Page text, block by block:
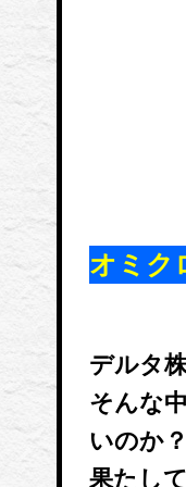
オミク
デルタ
そんな
いのか
果たし